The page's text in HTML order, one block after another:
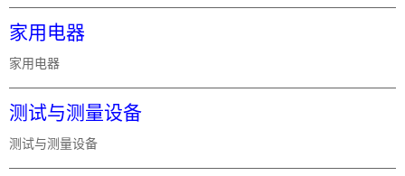
家用电器
家用电器
测试与测量设备
测试与测量设备